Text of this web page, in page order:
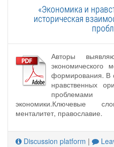
«Экономика и
историческая
Авторы
экономического
формирования. В
нравственных
проблемами
экономики.Ключевые
менталитет, православие.
Discussion platform |